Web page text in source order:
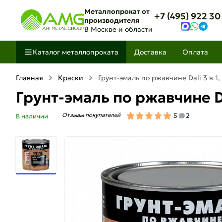
Металлопрокат от
производителя
В Москве и области
+7 (495) 922
Каталог металлопроката Доставка Оплата
Главная Краски Грунт-эмаль по ржавчине Dali 3 в
Грунт-эмаль по ржавчине
В наличии Отзывы покупателей 5 2